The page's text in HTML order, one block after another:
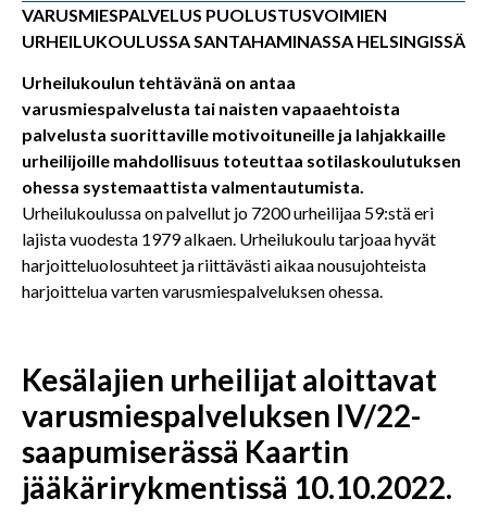
VARUSMIESPALVELUS PUOLUSTUSVOIMIEN
URHEILUKOULUSSA SANTAHAMINASSA HELSINGISSÄ
Urheilukoulun tehtävänä on antaa
varusmiespalvelusta tai naisten vapaaehtoista
palvelusta suorittaville motivoituneille ja lahjakkaille
urheilijoille mahdollisuus toteuttaa sotilaskoulutuksen
ohessa systemaattista valmentautumista.
Urheilukoulussa on palvellut jo 7200 urheilijaa 59:stä eri
lajista vuodesta 1979 alkaen. Urheilukoulu tarjoaa hyvät
harjoitteluolosuhteet ja riittävästi aikaa nousujohteista
harjoittelua varten varusmiespalveluksen ohessa.
Kesälajien urheilijat aloittavat
varusmiespalveluksen IV/22-
saapumiserässä Kaartin
jääkärirykmentissä 10.10.2022.